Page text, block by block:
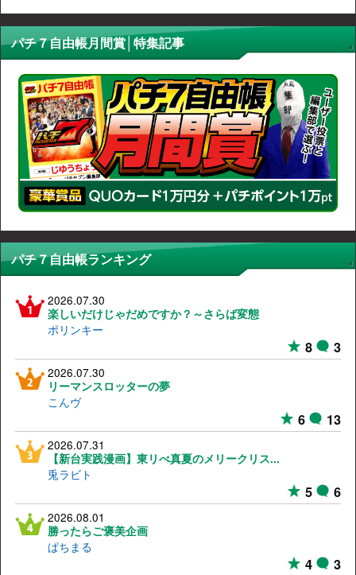
パチ７自由帳月間賞│特集記事
パチ７自由帳ランキング
2026.07.30
楽しいだけじゃだめですか？～さらば変態
ポリンキー
8 3
2026.07.30
リーマンスロッターの夢
こんヴ
6 13
2026.07.31
【新台実践漫画】東リべ真夏のメリークリス...
兎ラビト
5 6
2026.08.01
勝ったらご褒美企画
ぱちまる
4 3